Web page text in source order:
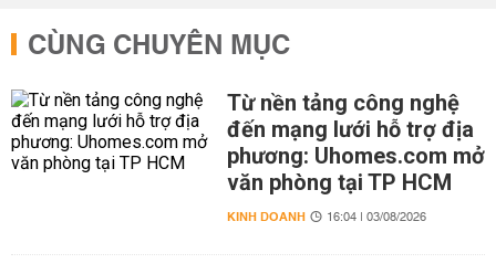
CÙNG CHUYÊN MỤC
Từ nền tảng công nghệ
đến mạng lưới hỗ trợ địa
phương: Uhomes.com mở
văn phòng tại TP HCM
KINH DOANH 16:04 | 03/08/2026